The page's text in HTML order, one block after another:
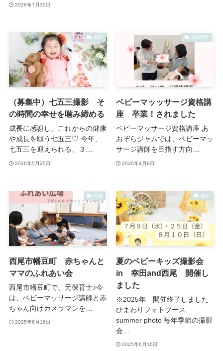
2026年7月30日
撮影
（募集中）七五三撮影 そ
の時間の幸せを噛み締める
成長に感謝し、これからの健康
や成長を願う七五三♡ 今年、
七五三を迎えられる、３…
2026年5月25日
資格講座
ベビーマッッサージ資格講
座 卒業！されました
ベビーマッサージ資格講座 あ
おぞらジャムでは、ベビーマッ
サージ講師を目指す方向…
2026年4月8日
詳細
西尾市幡豆町 赤ちゃんと
ママのふれあい会
西尾市幡豆町で、元保育士♪今
は、ベビーマッサージ講師と赤
ちゃん向けカメラマンを…
2025年6月16日
撮影
夏のベビーキッズ撮影会
in 幸田and西尾 開催し
ました
※2025年 開催終了しました
ひまわりフォトブース
summer photo 毎年季節の撮影
会…
2025年6月16日